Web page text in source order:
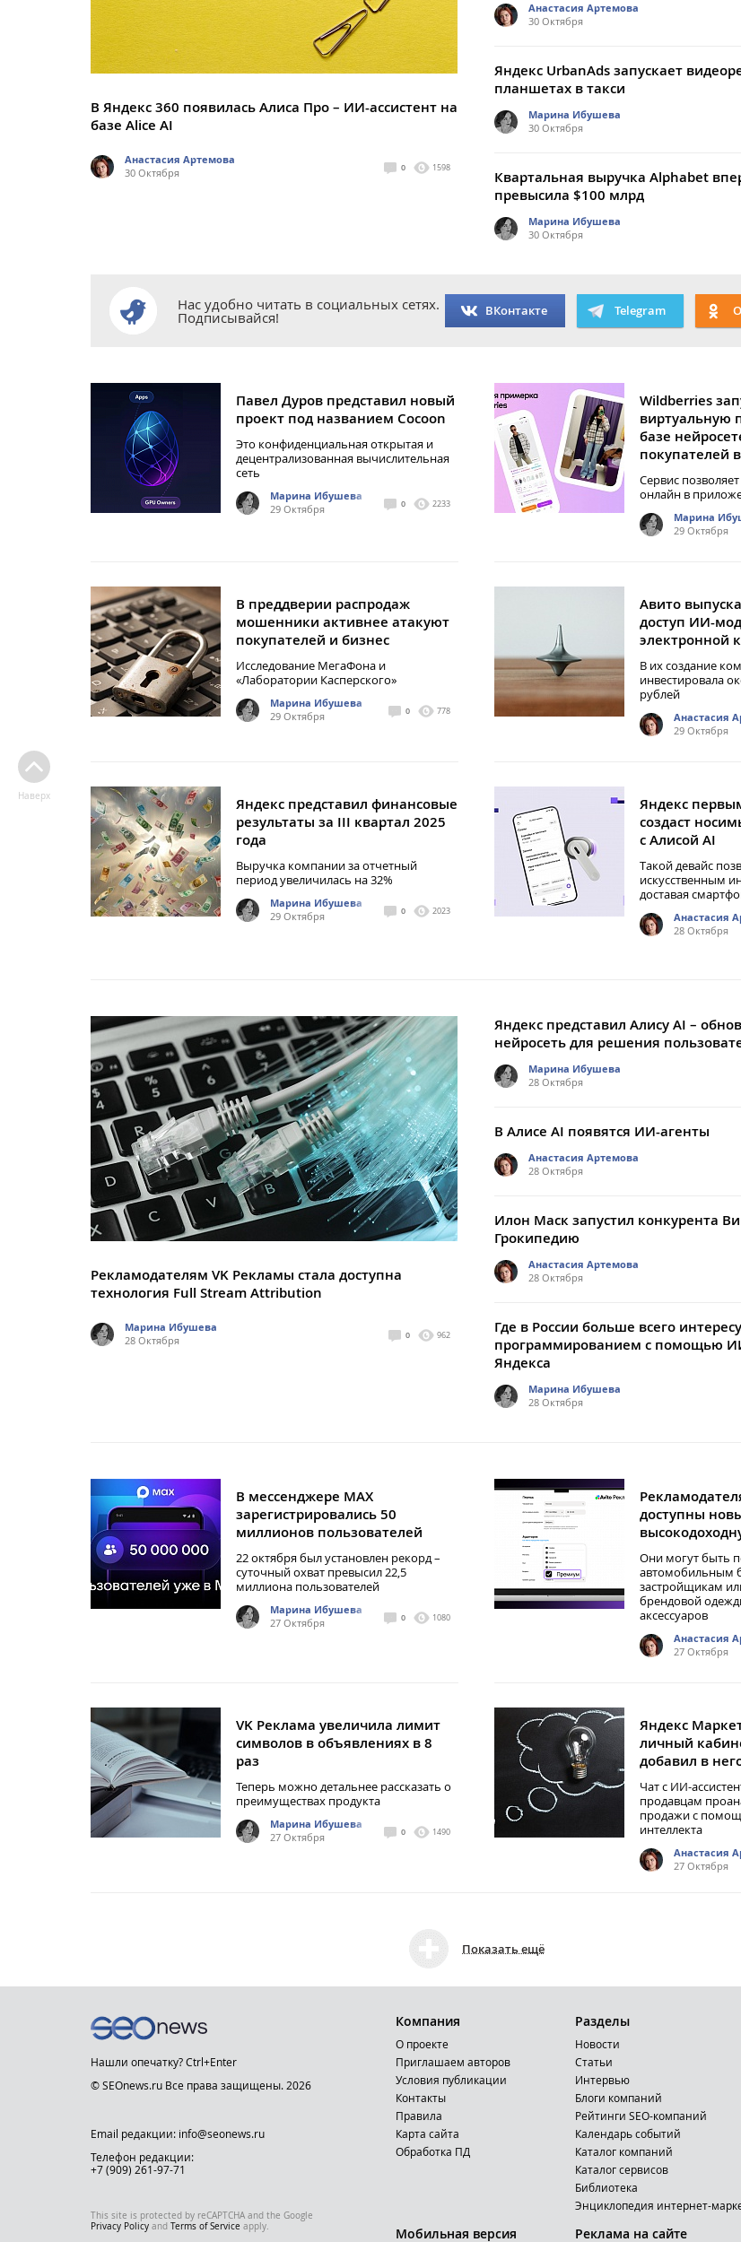
В Яндекс 360 появилась Алиса Про – ИИ-ассистент на
базе Alice AI
Анастасия Артемова
30 Октября
0 1598
Анастасия Артемова
30 Октября
Яндекс UrbanAds запускает
планшетах в такси
Марина Ибушева
30 Октября
Квартальная выручка Alphabet
превысила $100 млрд
Марина Ибушева
30 Октября
Нас удобно читать в социальных сетях.
Подписывайся! ВКонтакте Telegram
Павел Дуров представил новый
проект под названием Cocoon
Это конфиденциальная открытая и
децентрализованная вычислительная
сеть
Марина Ибушева
29 Октября
0 2233
Wildberries
виртуальную
базе
покупателей
Сервис
онлайн в
Марина
29 Октября
В преддверии распродаж
мошенники активнее атакуют
покупателей и бизнес
Исследование МегаФона и
«Лаборатории Касперского»
Марина Ибушева
29 Октября
0 778
Авито
доступ ИИ-
электронной
В их создание
инвестировала
рублей
Анастасия
29 Октября
Яндекс представил финансовые
результаты за III квартал 2025
года
Выручка компании за отчетный
период увеличилась на 32%
Марина Ибушева
29 Октября
0 2023
Яндекс
создаст
с Алисой AI
Такой девайс
искусственным
доставая
Анастасия
28 Октября
Рекламодателям VK Рекламы стала доступна
технология Full Stream Attribution
Марина Ибушева
28 Октября
0 962
Яндекс представил Алису AI –
нейросеть для решения
Марина Ибушева
28 Октября
В Алисе AI появятся ИИ-агенты
Анастасия Артемова
28 Октября
Илон Маск запустил конкурента
Грокипедию
Анастасия Артемова
28 Октября
Где в России больше всего
программированием с помощью
Яндекса
Марина Ибушева
28 Октября
В мессенджере МАХ
зарегистрировались 50
миллионов пользователей
22 октября был установлен рекорд –
суточный охват превысил 22,5
миллиона пользователей
Марина Ибушева
27 Октября
0 1080
доступны
Они могут быть
автомобильным
застройщикам
брендовой
аксессуаров
Анастасия
27 Октября
VK Реклама увеличила лимит
символов в объявлениях в 8
раз
Теперь можно детальнее рассказать о
преимуществах продукта
Марина Ибушева
27 Октября
0 1490
Яндекс
личный
добавил в
Чат с ИИ-
продавцам
продажи с
интеллекта
Анастасия
27 Октября
Показать ещё
Наверх
Нашли опечатку? Ctrl+Enter
© SEOnews.ru Все права защищены. 2026
Email редакции: info@seonews.ru
Телефон редакции:
+7 (909) 261-97-71
This site is protected by reCAPTCHA and the Google
Privacy Policy and Terms of Service apply.
Компания
О проекте
Приглашаем авторов
Условия публикации
Контакты
Правила
Карта сайта
Обработка ПД
Мобильная версия
Разделы
Новости
Статьи
Интервью
Блоги компаний
Рейтинги SEO-компаний
Календарь событий
Каталог компаний
Каталог сервисов
Библиотека
Энциклопедия интернет-
Реклама на сайте